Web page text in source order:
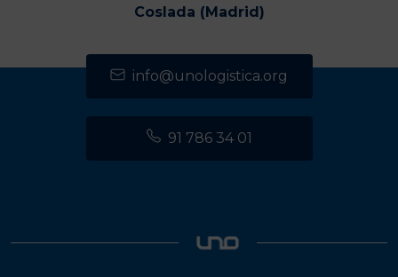
Coslada (Madrid)
info@unologistica.org
91 786 34 01